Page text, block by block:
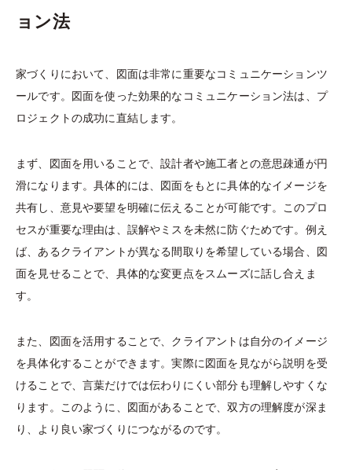
ョン法
家づくりにおいて、図面は非常に重要なコミュニケーションツ
ールです。図面を使った効果的なコミュニケーション法は、プ
ロジェクトの成功に直結します。
まず、図面を用いることで、設計者や施工者との意思疎通が円
滑になります。具体的には、図面をもとに具体的なイメージを
共有し、意見や要望を明確に伝えることが可能です。このプロ
セスが重要な理由は、誤解やミスを未然に防ぐためです。例え
ば、あるクライアントが異なる間取りを希望している場合、図
面を見せることで、具体的な変更点をスムーズに話し合えま
す。
また、図面を活用することで、クライアントは自分のイメージ
を具体化することができます。実際に図面を見ながら説明を受
けることで、言葉だけでは伝わりにくい部分も理解しやすくな
ります。このように、図面があることで、双方の理解度が深ま
り、より良い家づくりにつながるのです。